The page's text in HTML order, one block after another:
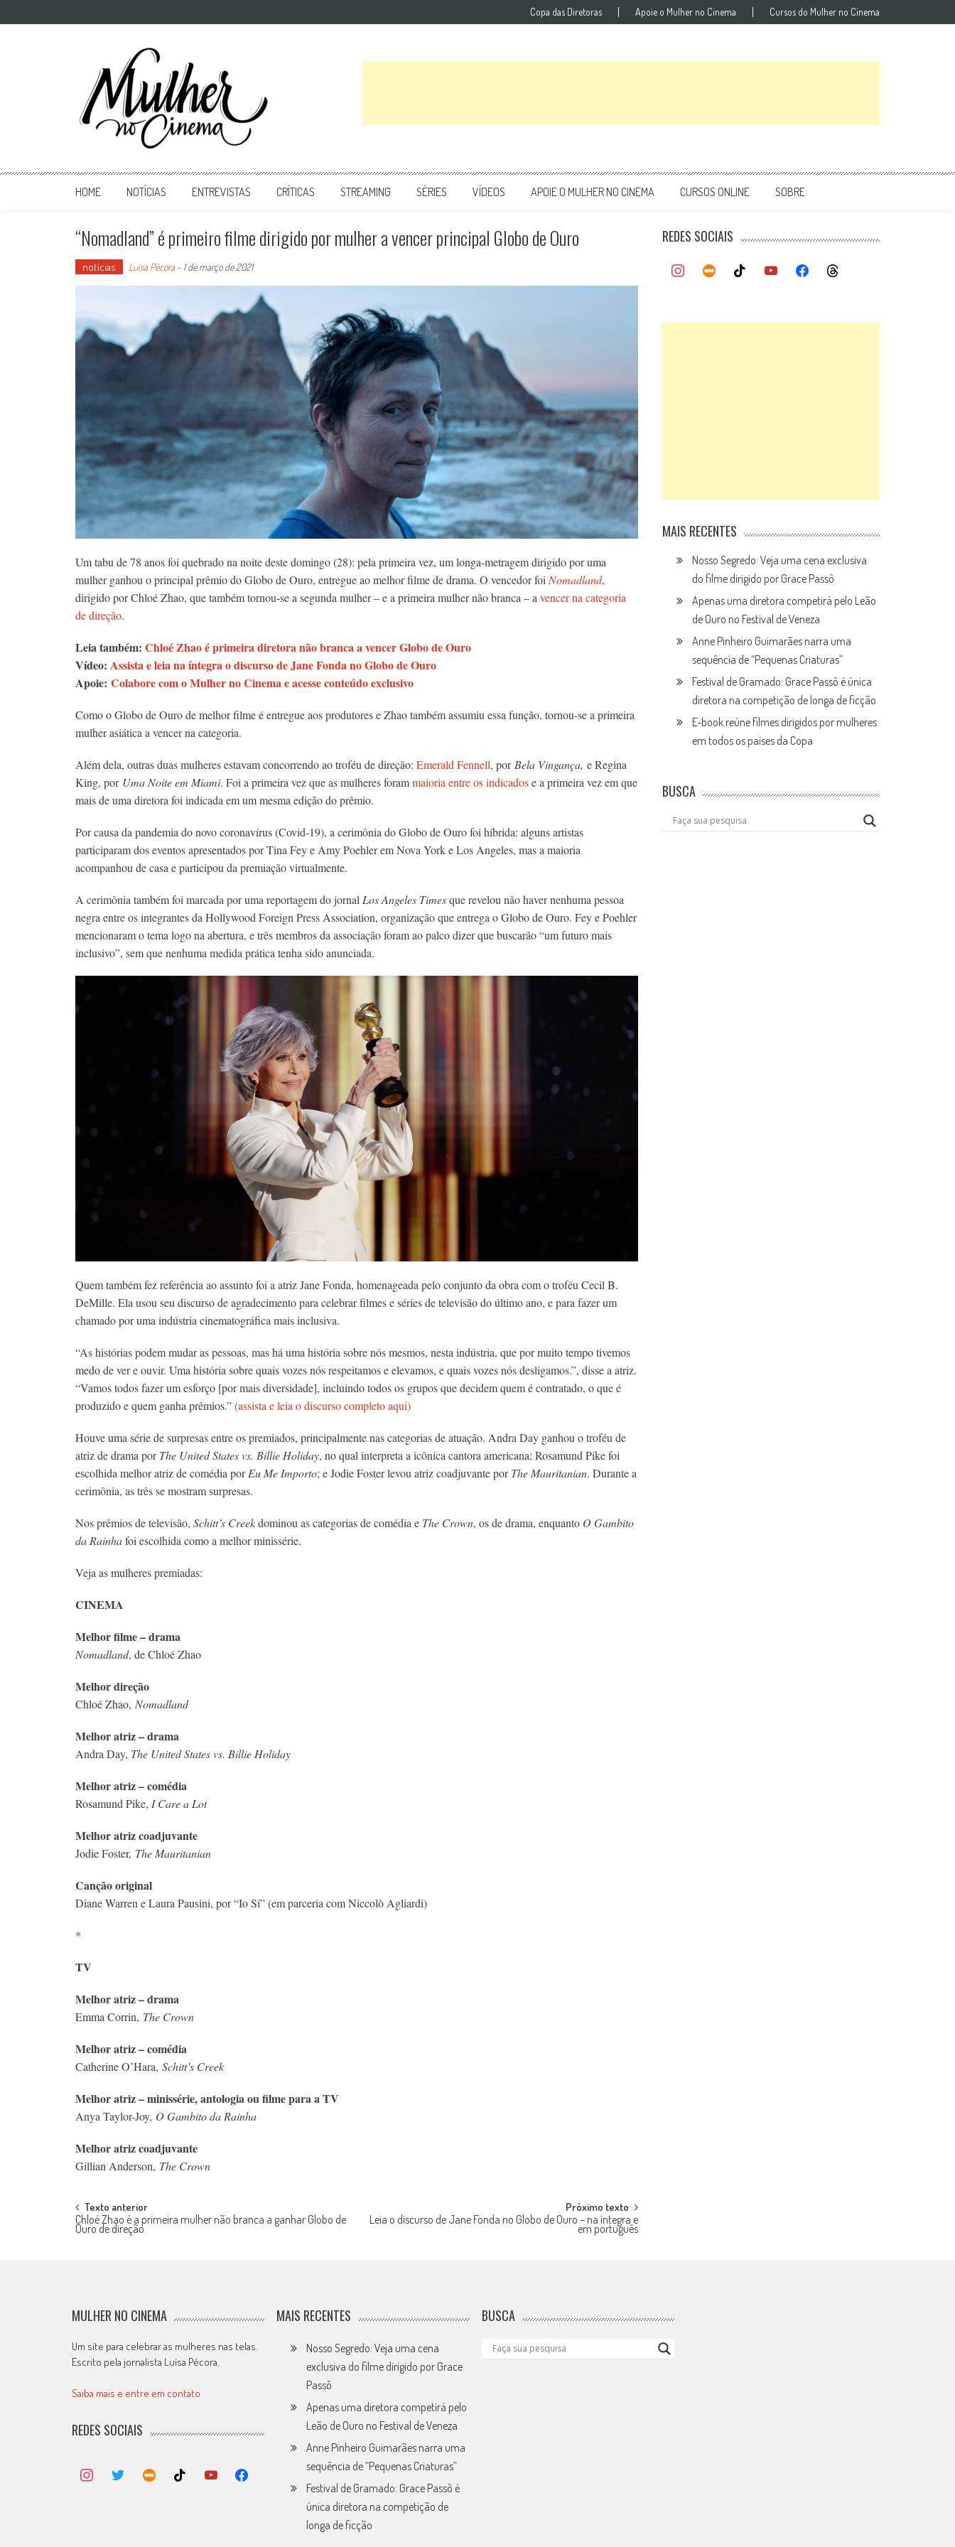
Copa das Diretoras Apoie o Mulher no Cinema Cursos do Mulher no Cinema
Mulher no Cinema
HOME NOTÍCIAS ENTREVISTAS CRÍTICAS STREAMING SÉRIES VÍDEOS APOIE O MULHER NO CINEMA CURSOS ONLINE SOBRE
“Nomadland” é primeiro filme dirigido por mulher a vencer principal Globo de Ouro
notícias Luísa Pécora- 1 de março de 2021
Um tabu de 78 anos foi quebrado na noite deste domingo (28): pela primeira vez, um longa-metragem dirigido por uma
mulher ganhou o principal prêmio do Globo de Ouro, entregue ao melhor filme de drama. O vencedor foiNomadland,
dirigido por Chloé Zhao, que também tornou-se a segunda mulher – e a primeira mulher não branca – avencer na categoria
de direção.
Leia também: Chloé Zhao é primeira diretora não branca a vencer Globo de Ouro
Vídeo: Assista e leia na íntegra o discurso de Jane Fonda no Globo de Ouro
Apoie: Colabore com o Mulher no Cinema e acesse conteúdo exclusivo
Como o Globo de Ouro de melhor filme é entregue aos produtores e Zhao também assumiu essa função, tornou-se aprimeira
mulher asiática a vencer na categoria.
Além dela, outras duas mulheres estavam concorrendo ao troféu de direção: Emerald Fennell, porBela Vingança, e Regina
King, por Uma Noite em Miami. Foi a primeira vez que as mulheres forammaioria entre os indicadose a primeira vez em que
mais de uma diretora foi indicada em um mesma edição do prêmio.
Por causa da pandemia do novo coronavírus (Covid-19), a cerimônia do Globo de Ouro foi híbrida: alguns artistas
participaram dos eventos apresentados por Tina Fey e Amy Poehler em Nova York e Los Angeles, mas a maioria
acompanhou de casa e participou da premiação virtualmente.
A cerimônia também foi marcada por uma reportagem do jornalLos Angeles Timesque revelou não haver nenhuma pessoa
negra entre os integrantes da Hollywood Foreign Press Association, organização que entrega o Globo de Ouro. Fey e Poehler
mencionaram o tema logo na abertura, e três membros da associação foram ao palco dizer que buscarão “um futuro mais
inclusivo”, sem que nenhuma medida prática tenha sido anunciada.
Quem também fez referência ao assunto foi a atriz Jane Fonda, homenageada pelo conjunto da obra com o troféu Cecil B.
DeMille. Ela usou seu discurso de agradecimento para celebrar filmes e séries de televisão do último ano, e para fazer um
chamado por uma indústria cinematográfica mais inclusiva.
“As histórias podem mudar as pessoas, mas há uma história sobre nós mesmos, nesta indústria, que por muito tempo tivemos
medo de ver e ouvir. Uma história sobre quais vozes nós respeitamos e elevamos, e quais vozes nós desligamos.”, disse a atriz.
“Vamos todos fazer um esforço [por mais diversidade], incluindo todos os grupos que decidem quem é contratado, o que é
produzido e quem ganha prêmios.”(assista e leia o discurso completo aqui)
Houve uma série de surpresas entre os premiados, principalmente nas categorias de atuação. Andra Day ganhou o troféu de
atriz de drama porThe United States vs. Billie Holiday, no qual interpreta a icônica cantora americana; Rosamund Pike foi
escolhida melhor atriz de comédia porEu Me Importo; e Jodie Foster levou atriz coadjuvante porThe Mauritanian. Durante a
cerimônia, as três se mostram surpresas.
Nos prêmios de televisão, Schitt’s Creekdominou as categorias de comédia e The Crown, os de drama, enquanto O Gambito
da Rainhafoi escolhida como a melhor minissérie.
Veja as mulheres premiadas:
CINEMA
Melhor filme – drama
Nomadland, de Chloé Zhao
Melhor direção
Chloé Zhao, Nomadland
Melhor atriz – drama
Andra Day, The United States vs. Billie Holiday
Melhor atriz – comédia
Rosamund Pike, I Care a Lot
Melhor atriz coadjuvante
Jodie Foster, The Mauritanian
Canção original
Diane Warren e Laura Pausini, por “Io Sí” (em parceria com Niccolò Agliardi)
*
TV
Melhor atriz – drama
Emma Corrin, The Crown
Melhor atriz – comédia
Catherine O’Hara, Schitt’s Creek
Melhor atriz – minissérie, antologia ou filme para a TV
Anya Taylor-Joy, O Gambito da Rainha
Melhor atriz coadjuvante
Gillian Anderson, The Crown
Post
navigation
Texto anterior
Chloé Zhao é a primeira mulher não branca a ganhar Globo de
Ouro de direção
Próximo texto
Leia o discurso de Jane Fonda no Globo de Ouro – na íntegra e
em português
REDES SOCIAIS
MAIS RECENTES
Nosso Segredo: Veja uma cena exclusiva
do filme dirigido por Grace Passô
Apenas uma diretora competirá pelo Leão
de Ouro no Festival de Veneza
Anne Pinheiro Guimarães narra uma
sequência de “Pequenas Criaturas”
Festival de Gramado: Grace Passô é única
diretora na competição de longa de ficção
E-book reúne filmes dirigidos por mulheres
em todos os países da Copa
BUSCA
MULHER NO CINEMA
Um site para celebrar as mulheres nas telas.
Escrito pela jornalista Luísa Pécora.
Saiba mais e entre em contato
REDES SOCIAIS
MAIS RECENTES
Nosso Segredo: Veja uma cena
exclusiva do filme dirigido por Grace
Passô
Apenas uma diretora competirá pelo
Leão de Ouro no Festival de Veneza
Anne Pinheiro Guimarães narra uma
sequência de “Pequenas Criaturas”
Festival de Gramado: Grace Passô é
única diretora na competição de
longa de ficção
BUSCA